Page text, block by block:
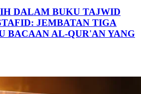
DALAM BUKU TAJWID
JEMBATAN TIGA
BACAAN AL-QUR'AN YANG